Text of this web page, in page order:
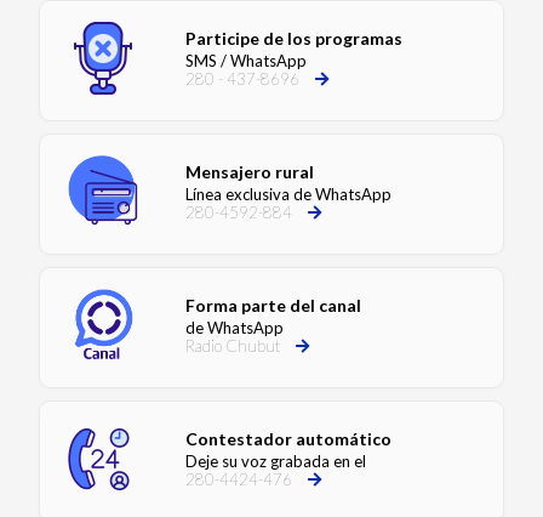
Participe de los programas
SMS / WhatsApp
280 - 437-8696
Mensajero rural
Línea exclusiva de WhatsApp
280-4592-884
Forma parte del canal
de WhatsApp
Radio Chubut
Contestador automático
Deje su voz grabada en el
280-4424-476